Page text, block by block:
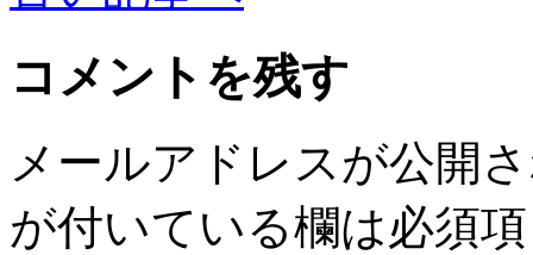
コメントを残す
メールアドレスが公開
が付いている欄は必須